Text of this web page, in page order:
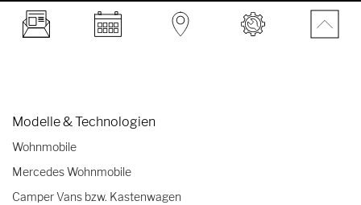
Modelle & Technologien
Wohnmobile
Mercedes Wohnmobile
Camper Vans bzw. Kastenwagen